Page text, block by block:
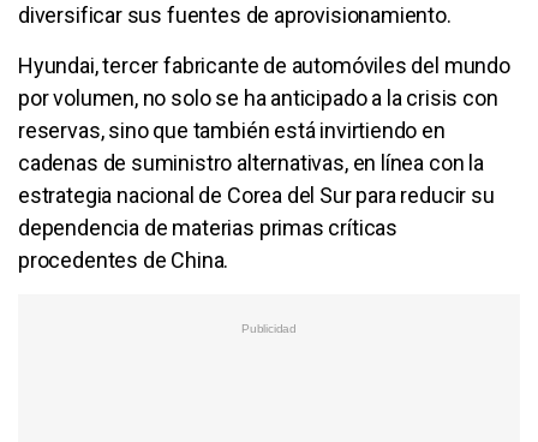
diversificar sus fuentes de aprovisionamiento.
Hyundai, tercer fabricante de automóviles del mundo
por volumen, no solo se ha anticipado a la crisis con
reservas, sino que también está invirtiendo en
cadenas de suministro alternativas, en línea con la
estrategia nacional de Corea del Sur para reducir su
dependencia de materias primas críticas
procedentes de China.